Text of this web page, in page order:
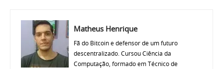
Matheus Henrique
Fã do Bitcoin e defensor de um futuro
descentralizado. Cursou Ciência da
Computação, formado em Técnico de